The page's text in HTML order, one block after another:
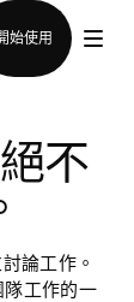
始使用
不
論工作。
隊工作的一